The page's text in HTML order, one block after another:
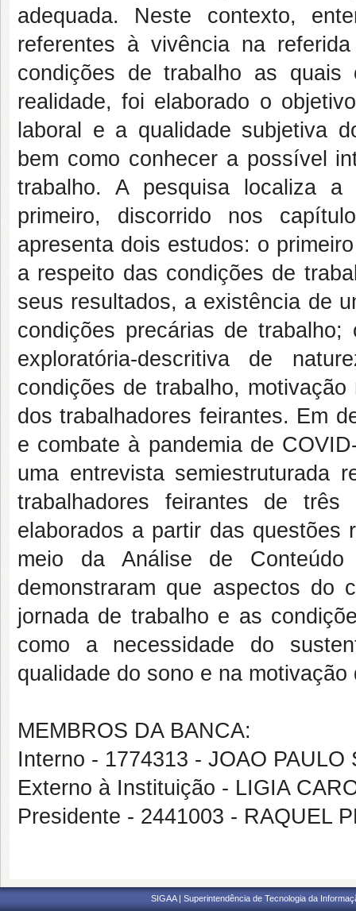
adequada. Neste contexto,
referentes à vivência na
condições de trabalho as
realidade, foi elaborado o
laboral e a qualidade subjetiva
bem como conhecer a possível
trabalho. A pesquisa localiza
primeiro, discorrido nos
apresenta dois estudos: o
a respeito das condições de
seus resultados, a existência de
condições precárias de
exploratória-descritiva de
condições de trabalho,
dos trabalhadores feirantes. Em
e combate à pandemia de
uma entrevista semiestruturada
trabalhadores feirantes de
elaborados a partir das questões
meio da Análise de
demonstraram que aspectos do
jornada de trabalho e as
como a necessidade do
qualidade do sono e na
MEMBROS DA BANCA:
Interno - 1774313 - JOAO PAULO
Externo à Instituição - LIGIA
Presidente - 2441003 - RAQUEL
SIGAA | Superintendência de Tecnologia da